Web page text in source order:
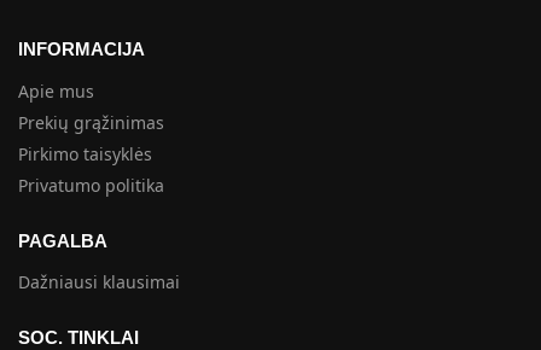
INFORMACIJA
Apie mus
Prekių grąžinimas
Pirkimo taisyklės
Privatumo politika
PAGALBA
Dažniausi klausimai
SOC. TINKLAI